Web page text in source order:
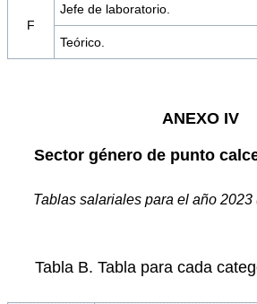
F
Jefe de laboratorio.
Teórico.
ANEXO IV
Sector género de punto
Tablas salariales para el año 2023
Tabla B. Tabla para cada